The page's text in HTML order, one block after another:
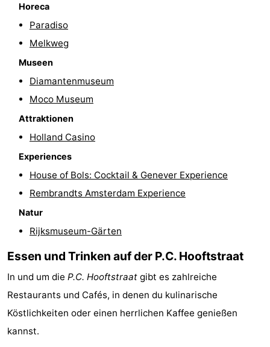
Horeca
Paradiso
Melkweg
Museen
Diamantenmuseum
Moco Museum
Attraktionen
Holland Casino
Experiences
House of Bols: Cocktail & Genever Experience
Rembrandts Amsterdam Experience
Natur
Rijksmuseum-Gärten
Essen und Trinken auf der P.C. Hooftstraat
In und um die P.C. Hooftstraat gibt es zahlreiche
Restaurants und Cafés, in denen du kulinarische
Köstlichkeiten oder einen herrlichen Kaffee genießen
kannst.